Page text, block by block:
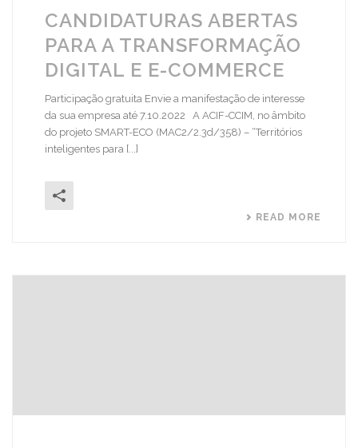
CANDIDATURAS ABERTAS
PARA A TRANSFORMAÇÃO
DIGITAL E E-COMMERCE
Participação gratuita Envie a manifestação de interesse
da sua empresa até 7.10.2022 A ACIF-CCIM, no âmbito
do projeto SMART-ECO (MAC2/2.3d/358) – “Territórios
inteligentes para [...]
READ MORE